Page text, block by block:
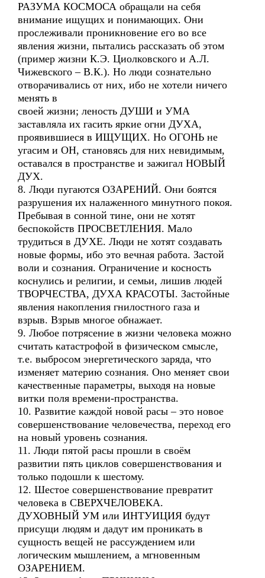
РАЗУМА КОСМОСА обращали на себя
внимание ищущих и понимающих. Они
прослеживали проникновение его во все
явления жизни, пытались рассказать об этом
(пример жизни К.Э. Циолковского и А.Л.
Чижевского – В.К.). Но люди сознательно
отворачивались от них, ибо не хотели ничего
менять в
своей жизни; леность ДУШИ и УМА
заставляла их гасить яркие огни ДУХА,
проявившиеся в ИЩУЩИХ. Но ОГОНЬ не
угасим и ОН, становясь для них невидимым,
оставался в пространстве и зажигал НОВЫЙ
ДУХ.
8. Люди пугаются ОЗАРЕНИЙ. Они боятся
разрушения их налаженного минутного покоя.
Пребывая в сонной тине, они не хотят
беспокойств ПРОСВЕТЛЕНИЯ. Мало
трудиться в ДУХЕ. Люди не хотят создавать
новые формы, ибо это вечная работа. Застой
воли и сознания. Ограничение и косность
коснулись и религии, и семьи, лишив людей
ТВОРЧЕСТВА, ДУХА КРАСОТЫ. Застойные
явления накопления гнилостного газа и
взрыв. Взрыв многое обнажает.
9. Любое потрясение в жизни человека можно
считать катастрофой в физическом смысле,
т.е. выбросом энергетического заряда, что
изменяет материю сознания. Оно меняет свои
качественные параметры, выходя на новые
витки поля времени-пространства.
10. Развитие каждой новой расы – это новое
совершенствование человечества, переход его
на новый уровень сознания.
11. Люди пятой расы прошли в своём
развитии пять циклов совершенствования и
только подошли к шестому.
12. Шестое совершенствование превратит
человека в СВЕРХЧЕЛОВЕКА.
ДУХОВНЫЙ УМ или ИНТУИЦИЯ будут
присущи людям и дадут им проникать в
сущность вещей не рассуждением или
логическим мышлением, а мгновенным
ОЗАРЕНИЕМ.